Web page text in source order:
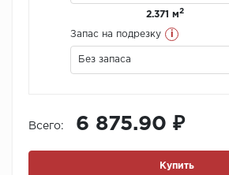
2.371 м2
Запас на подрезку i
Без запаса
Всего: 6 875.90 ₽
Купить